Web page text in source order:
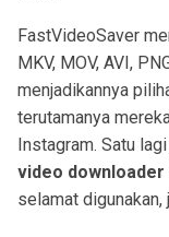
FastVideoSaver
MKV, MOV, AVI,
menjadikannya
terutamanya
Instagram. Satu
video downloader
selamat